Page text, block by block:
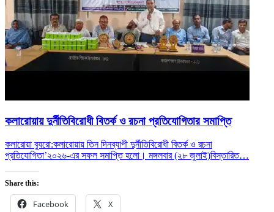
কলারোয়ায় দুর্নীতিবিরোধী বিতর্ক ও রচনা প্রতিযোগিতার সমাপ্তি
কলারোয়া ব্যুরো:কলারোয়ায় তিন দিনব্যাপী দুর্নীতিবিরোধী বিতর্ক ও রচনা
প্রতিযোগিতা’২০২৬-এর সফল সমাপ্তি হলো। মঙ্গলবার (২৮ জুলাই)বিস্তারিত…
Share this:
Facebook X